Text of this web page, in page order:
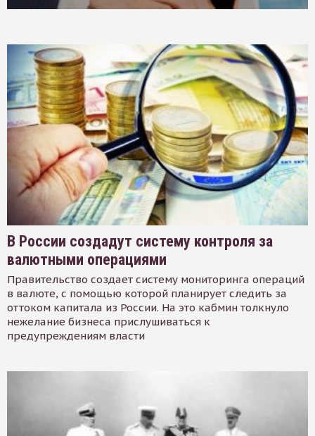
В России создадут систему контроля за
валютными операциями
Правительство создает систему мониторинга операций
в валюте, с помощью которой планирует следить за
оттоком капитала из России. На это кабмин толкнуло
нежелание бизнеса прислушиваться к
предупреждениям власти